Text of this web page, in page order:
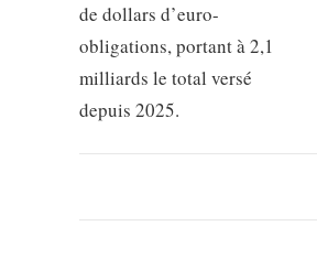
de dollars d’euro-
obligations, portant à 2,1
milliards le total versé
depuis 2025.